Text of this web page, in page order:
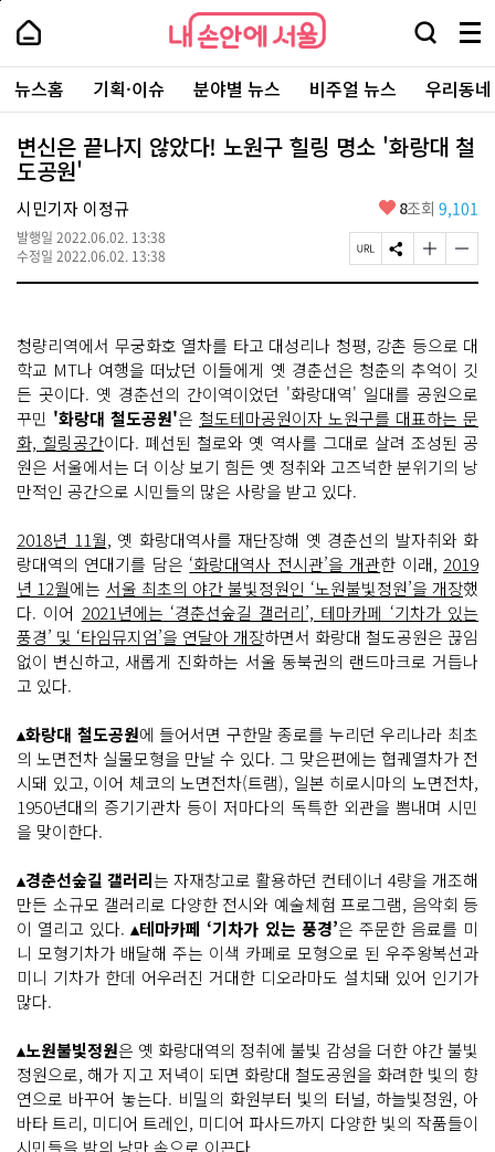
본
로
가
내
손
안
에
서
울
-
서
울
시
대
표
소
통
포
내
손
에
울
검
창
열
기
메
뉴
전
체
보
기
주
요
서
뉴스홈 기획·이슈 분야별 뉴스 비주얼 뉴스 우리동
변신은 끝나지 않았다! 노원구 힐링 명소 '화랑대 철
도공원'
시민기자 이정규
발행일 2022.06.02. 13:38
수정일 2022.06.02. 13:38
좋
요
8조회 9,101
페
이
L
복
사
S
N
유
하
기
글
자
게
변
경
하
기
글
자
작
게
변
경
하
기
청량리역에서 무궁화호 열차를 타고 대성리나 청평, 강촌 등으로 대
학교 MT나 여행을 떠났던 이들에게 옛 경춘선은 청춘의 추억이 깃
든 곳이다. 옛 경춘선의 간이역이었던 '화랑대역' 일대를 공원으로
꾸민 '화랑대 철도공원'은 철도테마공원이자 노원구를 대표하는 문
화, 힐링공간이다. 폐선된 철로와 옛 역사를 그대로 살려 조성된 공
원은 서울에서는 더 이상 보기 힘든 옛 정취와 고즈넉한 분위기의 낭
만적인 공간으로 시민들의 많은 사랑을 받고 있다.
2018년 11월, 옛 화랑대역사를 재단장해 옛 경춘선의 발자취와 화
랑대역의 연대기를 담은 ‘화랑대역사 전시관’을 개관한 이래, 2019
년 12월에는 서울 최초의 야간 불빛정원인 ‘노원불빛정원’을 개장했
다. 이어 2021년에는 ‘경춘선숲길 갤러리’, 테마카페 ‘기차가 있는
풍경’ 및 ‘타임뮤지엄’을 연달아 개장하면서 화랑대 철도공원은 끊임
없이 변신하고, 새롭게 진화하는 서울 동북권의 랜드마크로 거듭나
고 있다.
▴화랑대 철도공원에 들어서면 구한말 종로를 누리던 우리나라 최초
의 노면전차 실물모형을 만날 수 있다. 그 맞은편에는 협궤열차가 전
시돼 있고, 이어 체코의 노면전차(트램), 일본 히로시마의 노면전차,
1950년대의 증기기관차 등이 저마다의 독특한 외관을 뽐내며 시민
을 맞이한다.
▴경춘선숲길 갤러리는 자재창고로 활용하던 컨테이너 4량을 개조해
만든 소규모 갤러리로 다양한 전시와 예술체험 프로그램, 음악회 등
이 열리고 있다.▴테마카페 ‘기차가 있는 풍경’은 주문한 음료를 미
니 모형기차가 배달해 주는 이색 카페로 모형으로 된 우주왕복선과
미니 기차가 한데 어우러진 거대한 디오라마도 설치돼 있어 인기가
많다.
▴노원불빛정원은 옛 화랑대역의 정취에 불빛 감성을 더한 야간 불빛
정원으로, 해가 지고 저녁이 되면 화랑대 철도공원을 화려한 빛의 향
연으로 바꾸어 놓는다. 비밀의 화원부터 빛의 터널, 하늘빛정원, 아
바타 트리, 미디어 트레인, 미디어 파사드까지 다양한 빛의 작품들이
시민들을 밤의 낭만 속으로 이끈다.
페
상
단
로